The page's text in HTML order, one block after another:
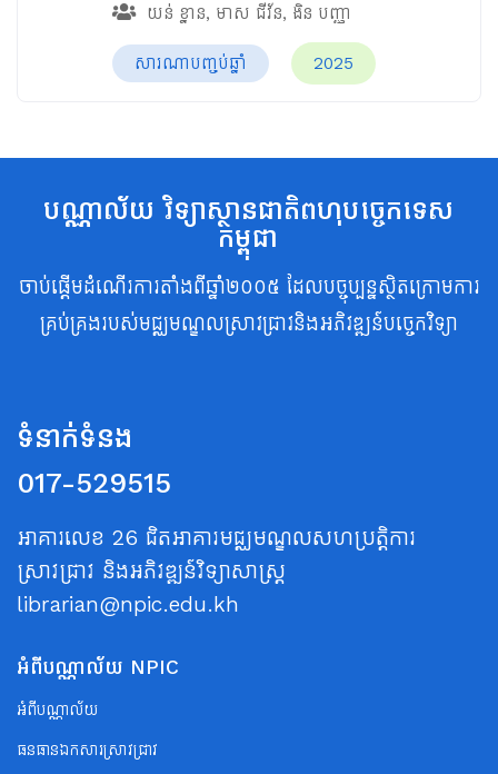
យន់ ខ្នាន, មាស ជីវ័ន, ងិន បញ្ញា
សារណាបញ្ចប់ឆ្នាំ 2025
បណ្ណាល័យ វិទ្យាស្ថានជាតិពហុបច្ចេកទេស
កម្ពុជា
ចាប់ផ្តើមដំណើរការតាំងពីឆ្នាំ២០០៥ ដែលបច្ចុប្បន្នស្ថិតក្រោមការ
គ្រប់គ្រងរបស់មជ្ឈមណ្ឌលស្រាវជ្រាវនិងអភិវឌ្ឍន៍បច្ចេកវិទ្យា
ទំនាក់ទំនង
017-529515
អាគារលេខ 26 ជិតអាគារមជ្ឈមណ្ឌលសហប្រត្តិការ
ស្រាវជ្រាវ និងអភិវឌ្ឍន៍វិទ្យាសាស្ត្រ
librarian@npic.edu.kh
អំពីបណ្ណាល័យ NPIC
អំពីបណ្ណាល័យ
ធនធានឯកសារស្រាវជ្រាវ